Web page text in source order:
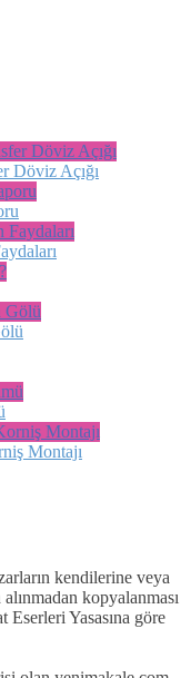
Döviz Açığı
Montajı
kendilerine veya
kopyalanması
Eserleri Yasasına göre